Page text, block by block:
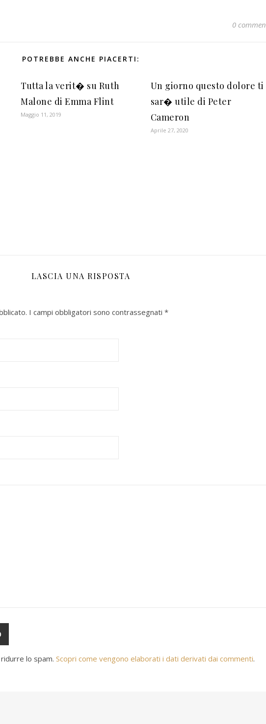
0
POTREBBE ANCHE PIACERTI:
Tutta la verit� su Ruth
Malone di Emma Flint
Maggio 11, 2019
Un giorno questo dolore ti
sar� utile di Peter
Cameron
Aprile 27, 2020
LASCIA UNA RISPOSTA
I campi obbligatori sono contrassegnati *
lo spam. Scopri come vengono elaborati i dati derivati dai commenti.